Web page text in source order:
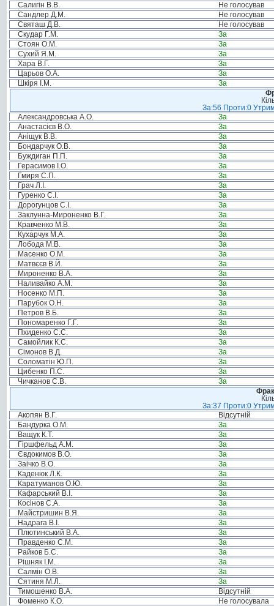
Салигін В.В.
Не голосував
Сандлер Д.М.
Не голосував
Святаш Д.В.
Не голосував
Скудар Г.М.
За
Стоян О.М.
За
Сухий Я.М.
За
Хара В.Г.
За
Царьов О.А.
За
Шкіря І.М.
За
За:56 Проти:0
Александровська А.О.
За
Анастасієв В.О.
За
Аніщук В.В.
За
Бондарчук О.В.
За
Буждиган П.П.
За
Герасимов І.О.
За
Гмиря С.П.
За
Грач Л.І.
За
Гуренко С.І.
За
Дорогунцов С.І.
За
Заклунна-Мироненко В.Г.
За
Кравченко М.В.
За
Кухарчук М.А.
За
Лобода М.В.
За
Масенко О.М.
За
Матвєєв В.Й.
За
Мироненко В.А.
За
Наливайко А.М.
За
Носенко М.П.
За
Парубок О.Н.
За
Петров В.Б.
За
Пономаренко Г.Г.
За
Пхиденко С.С.
За
Самойлик К.С.
За
Сімонов В.Д.
За
Соломатін Ю.П.
За
Цибенко П.С.
За
Чичканов С.В.
За
За:37 Проти:0
Акопян В.Г.
Відсутній
Бандурка О.М.
За
Ващук К.Т.
За
Гіршфельд А.М.
За
Євдокимов В.О.
За
Заічко В.О.
За
Каденюк Л.К.
За
Каратуманов О.Ю.
За
Кафарський В.І.
За
Косінов С.А.
За
Майстришин В.Я.
За
Надрага В.І.
За
Плютинський В.А.
За
Правденко С.М.
За
Райков Б.С.
За
Рішняк І.М.
За
Салмін О.В.
За
Сятиня М.Л.
За
Тимошенко В.А.
Відсутній
Фоменко К.О.
Не голосувала